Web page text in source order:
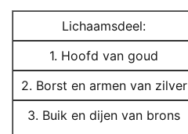
Lichaamsdeel:
1. Hoofd van goud
2. Borst en armen van zilver
3. Buik en dijen van brons